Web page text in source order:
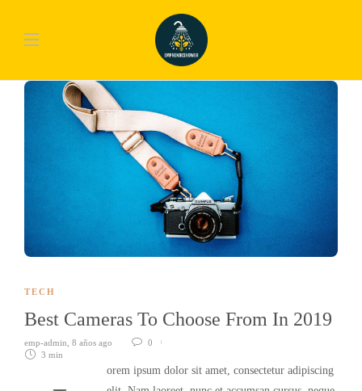
TECH
Best Cameras To Choose From In 2019
emp-admin 8 años ago
0
3 min
orem ipsum dolor sit amet, consectetur adipiscing